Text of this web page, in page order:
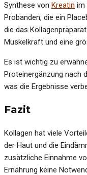
Synthese von Kreatin im
Probanden, die ein
die das
Muskelkraft und eine
Es ist wichtig zu
Proteinergänzung nach
was die Ergebnisse
Fazit
Kollagen hat viele
der Haut und die
zusätzliche Einnahme
Ernährung keine